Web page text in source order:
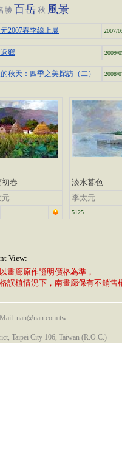
勝 百岳 秋 風景
2007春季線上展 2007/
鄉 2009/
秋天：四季之美探訪（二） 2008/
春
元
淡水暮色
李太元
5125
View:
畫廊原作證明價格為準，
誤植情況下，南畫廊保有不銷售
nan@nan.com.tw
Taipei City 106, Taiwan (R.O.C.)